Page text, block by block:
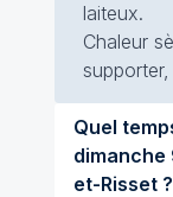
laiteux.
Chaleur
Quel
dimanche 9 aout à Varces-Allières-
et-Risset ?